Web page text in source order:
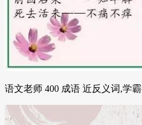
语文老师 400 成语 近反义词,学